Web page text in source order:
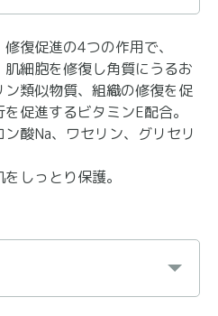
復促進の4つの作用で、
細胞を修復し角質にうるお
類似物質、組織の修復を促
促進するビタミンE配合。
酸Na、ワセリン、グリセリ
しっとり保護。